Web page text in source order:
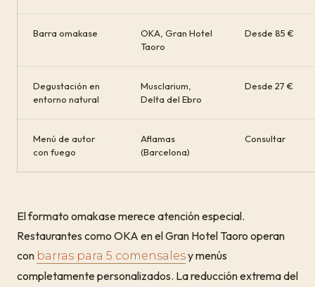
Barra omakase
OKA, Gran Hotel
Taoro
Desde 85 €
Degustación en
entorno natural
Musclarium,
Delta del Ebro
Desde 27 €
Menú de autor
con fuego
Aflamas
(Barcelona)
Consultar
El formato omakase merece atención especial.
Restaurantes como OKA en el Gran Hotel Taoro operan
con barras para 5 comensalesy menús
completamente personalizados. La reducción extrema del